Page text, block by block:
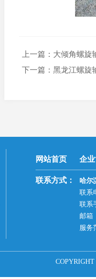
上一篇：大倾角螺旋
下一篇：黑龙江螺旋
网站首页 企
联系方式：
哈尔
联系
联系
邮箱
服务